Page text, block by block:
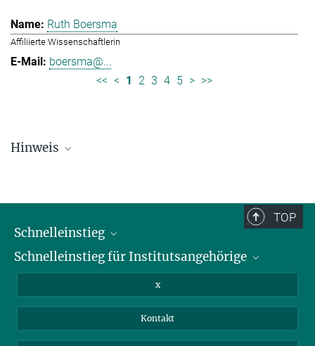
Ruth Boersma
Affiliierte Wissenschaftlerin
boersma@...
<< < 1 2 3 4 5 > >>
Hinweis
TOP
Schnelleinstieg
Bibliothek
Schnelleinstieg für Institutsangehörige
Webmail
Nextcloud
x
Kontakt